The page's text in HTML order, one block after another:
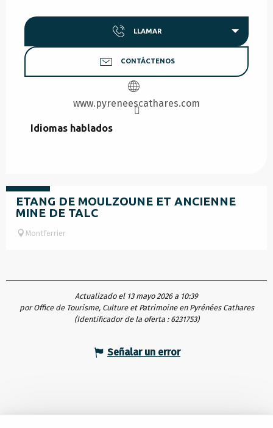
LLAMAR
CONTÁCTENOS
www.pyreneescathares.com
Idiomas hablados
Idiomas hablados
ETANG DE MOULZOUNE ET ANCIENNE
MINE DE TALC
Montferrier
Actualizado el 13 mayo 2026 a 10:39
por Office de Tourisme, Culture et Patrimoine en Pyrénées Cathares
(Identificador de la oferta : 6231753)
Señalar un error